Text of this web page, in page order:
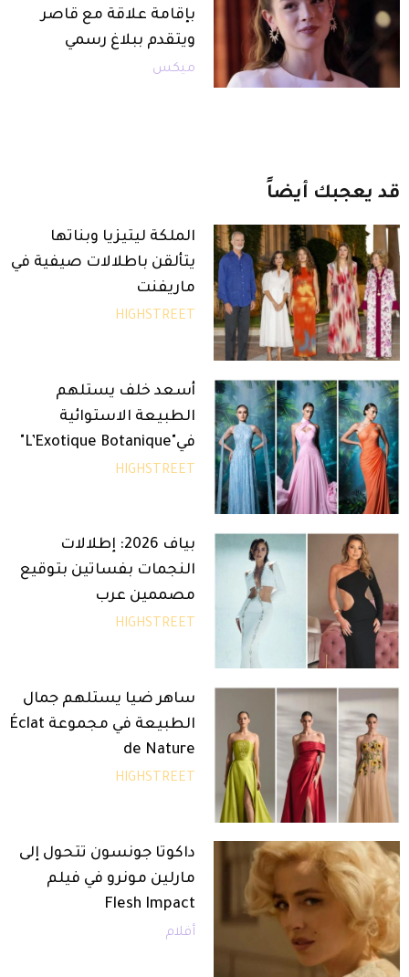
بإقامة علاقة مع قاصر
ويتقدم ببلاغ رسمي
ميكس
قد يعجبك أيضاً
الملكة ليتيزيا وبناتها
يتألقن باطلالات صيفية في
ماريفنت
HIGHSTREET
أسعد خلف يستلهم
الطبيعة الاستوائية
في"L’Exotique Botanique"
HIGHSTREET
بياف 2026: إطلالات
النجمات بفساتين بتوقيع
مصممين عرب
HIGHSTREET
ساهر ضيا يستلهم جمال
الطبيعة في مجموعة Éclat
de Nature
HIGHSTREET
داكوتا جونسون تتحول إلى
مارلين مونرو في فيلم
Flesh Impact
أفلام